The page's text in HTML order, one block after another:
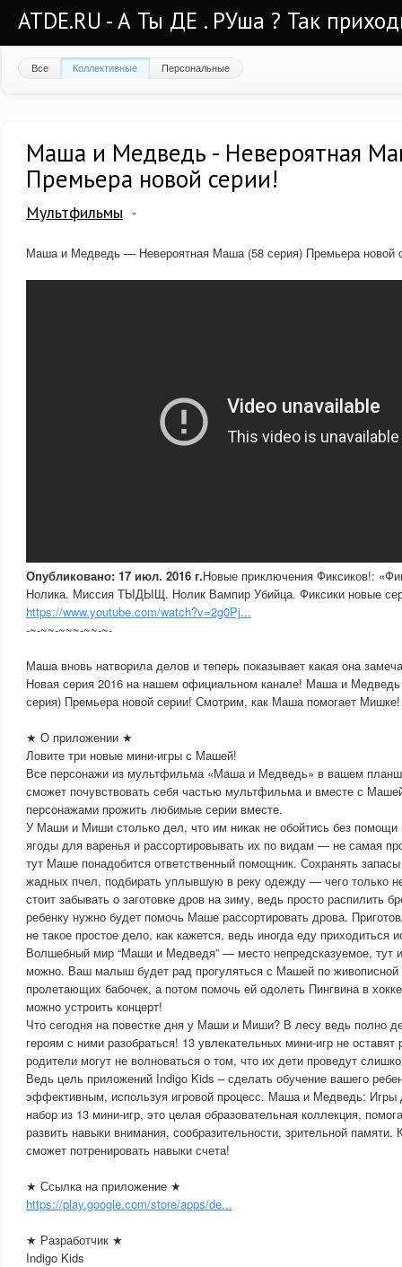
ATDE.RU - А Ты ДЕ . РУша ? Так
Все Коллективные Персональные
Маша и Медведь - Невероятная
Премьера новой серии!
Мультфильмы
Маша и Медведь — Невероятная Маша (58 серия) Премьера новой
Опубликовано: 17 июл. 2016 г.Новые приключения Фиксиков!:
Нолика. Миссия ТЫДЫЩ. Нолик Вампир Убийца. Фиксики новые
https://www.youtube.com/watch?v=2g0Pj...
-~-~~-~~~-~~-~-
Маша вновь натворила делов и теперь показывает какая она
Новая серия 2016 на нашем официальном канале! Маша и
серия) Премьера новой серии! Смотрим, как Маша помогает Мишке!
★ О приложении ★
Ловите три новые мини-игры с Машей!
Все персонажи из мультфильма «Маша и Медведь» в вашем
сможет почувствовать себя частью мультфильма и вместе с
персонажами прожить любимые серии вместе.
У Маши и Миши столько дел, что им никак не обойтись без
ягоды для варенья и рассортировывать их по видам — не самая
тут Маше понадобится ответственный помощник. Сохранять
жадных пчел, подбирать уплывшую в реку одежду — чего только
стоит забывать о заготовке дров на зиму, ведь просто распилить
ребенку нужно будет помочь Маше рассортировать дрова.
не такое простое дело, как кажется, ведь иногда еду приходиться
Волшебный мир “Маши и Медведя” — место непредсказуемое, тут
можно. Ваш малыш будет рад прогуляться с Машей по живописной
пролетающих бабочек, а потом помочь ей одолеть Пингвина в
можно устроить концерт!
Что сегодня на повестке дня у Маши и Миши? В лесу ведь полно
героям с ними разобраться! 13 увлекательных мини-игр не
родители могут не волноваться о том, что их дети проведут
Ведь цель приложений Indigo Kids – сделать обучение вашего
эффективным, используя игровой процесс. Маша и Медведь: Игры
набор из 13 мини-игр, это целая образовательная коллекция,
развить навыки внимания, сообразительности, зрительной памяти.
сможет потренировать навыки счета!
★ Ссылка на приложение ★
https://play.google.com/store/apps/de...
★ Разработчик ★
Indigo Kids